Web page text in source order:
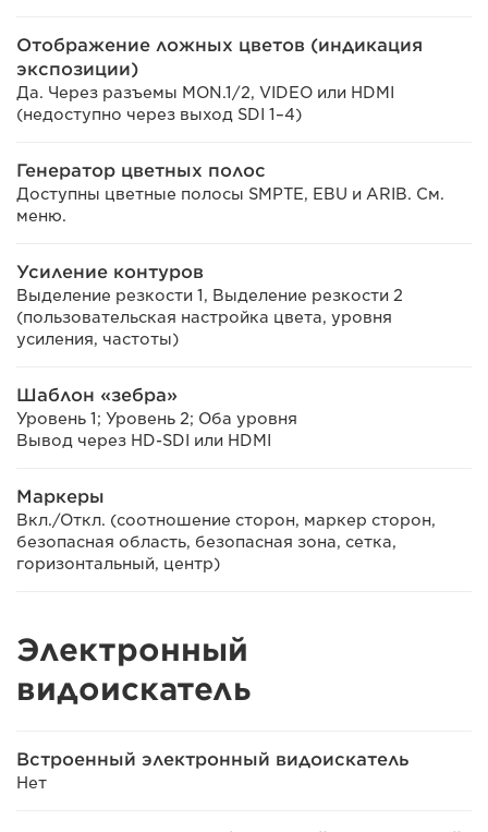
Отображение ложных цветов (индикация
экспозиции)
Да. Через разъемы MON.1/2, VIDEO или HDMI
(недоступно через выход SDI 1–4)
Генератор цветных полос
Доступны цветные полосы SMPTE, EBU и ARIB. См.
меню.
Усиление контуров
Выделение резкости 1, Выделение резкости 2
(пользовательская настройка цвета, уровня
усиления, частоты)
Шаблон «зебра»
Уровень 1; Уровень 2; Оба уровня
Вывод через HD-SDI или HDMI
Маркеры
Вкл./Откл. (соотношение сторон, маркер сторон,
безопасная область, безопасная зона, сетка,
горизонтальный, центр)
Электронный
видоискатель
Встроенный электронный видоискатель
Нет